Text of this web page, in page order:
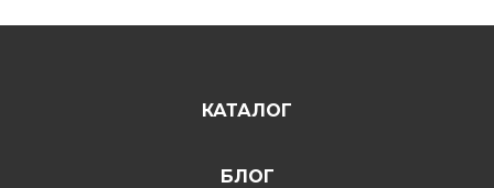
КАТАЛОГ
БЛОГ